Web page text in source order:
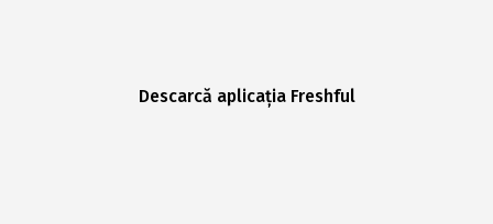
Descarcă aplicația Freshful